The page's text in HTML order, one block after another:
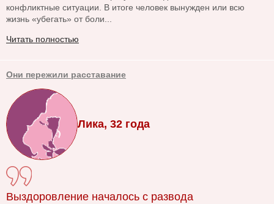
конфликтные ситуации. В итоге человек вынужден или всю
жизнь «убегать» от боли...
Читать полностью
Они пережили расставание
Лика, 32 года
Выздоровление началось с развода